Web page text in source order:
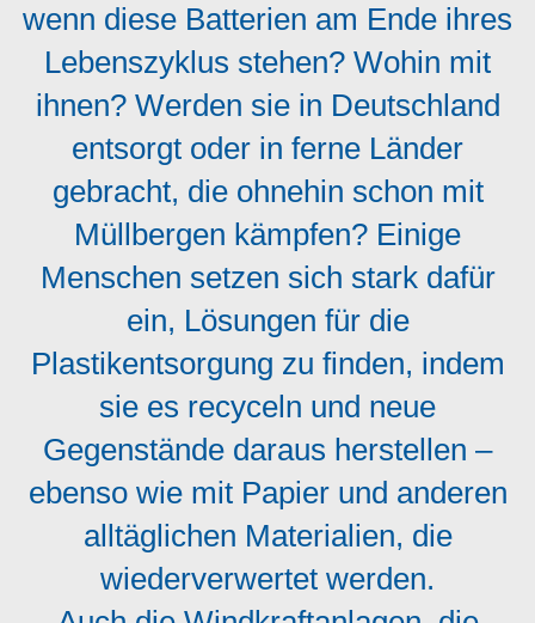
wenn diese Batterien am Ende ihres
Lebenszyklus stehen? Wohin mit
ihnen? Werden sie in Deutschland
entsorgt oder in ferne Länder
gebracht, die ohnehin schon mit
Müllbergen kämpfen? Einige
Menschen setzen sich stark dafür
ein, Lösungen für die
Plastikentsorgung zu finden, indem
sie es recyceln und neue
Gegenstände daraus herstellen –
ebenso wie mit Papier und anderen
alltäglichen Materialien, die
wiederverwertet werden.